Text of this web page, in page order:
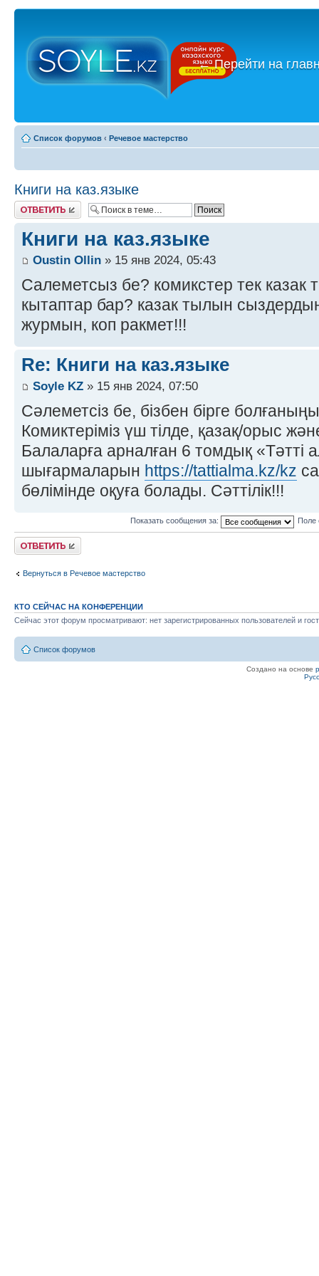
←Перейти на
Список форумов ‹ Речевое мастерство
Книги на каз.языке
Ответить
Книги на каз.языке
Oustin Ollin » 15 янв 2024, 05:43
Салеметсыз бе? комикстер тек
кытаптар бар? казак тылын
журмын, коп ракмет!!!
Re: Книги на каз.языке
Soyle KZ » 15 янв 2024, 07:50
Сәлеметсіз бе, бізбен бірге
Комиктеріміз үш тілде, қазақ/орыс
Балаларға арналған 6 томдық
шығармаларын https://tattialma.kz/kz
бөлімінде оқуға болады. Сәттілік!!!
Показать сообщения за: Поле
Ответить
Вернуться в Речевое мастерство
КТО СЕЙЧАС НА КОНФЕРЕНЦИИ
Сейчас этот форум просматривают: нет зарегистрированных пользователей и
Список форумов
Создано на основе